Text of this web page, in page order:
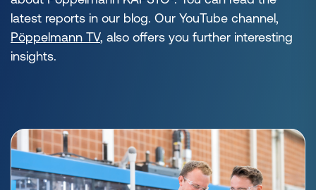
latest reports in our blog. Our YouTube channel,
Pöppelmann TV, also offers you further interesting
insights.